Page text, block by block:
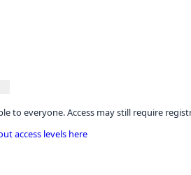
to everyone. Access may still require
access levels here